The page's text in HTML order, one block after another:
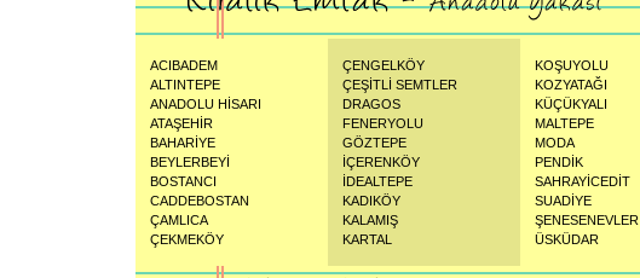
ACIBADEM
ALTINTEPE
ANADOLU HİSARI
ATAŞEHİR
BAHARİYE
BEYLERBEYİ
BOSTANCI
CADDEBOSTAN
ÇAMLICA
ÇEKMEKÖY
ÇENGELKÖY
ÇEŞİTLİ SEMTLER
DRAGOS
FENERYOLU
GÖZTEPE
İÇERENKÖY
İDEALTEPE
KADIKÖY
KALAMIŞ
KARTAL
KOŞUYOLU
KOZYATAĞI
KÜÇÜKYALI
MALTEPE
MODA
PENDİK
SAHRAYİCEDİT
SUADİYE
ŞENESENEVLER
ÜSKÜDAR